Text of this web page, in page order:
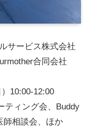
サービス株式会社
合同会社
10:00-12:00
ティング会、Buddy
師相談会、ほか